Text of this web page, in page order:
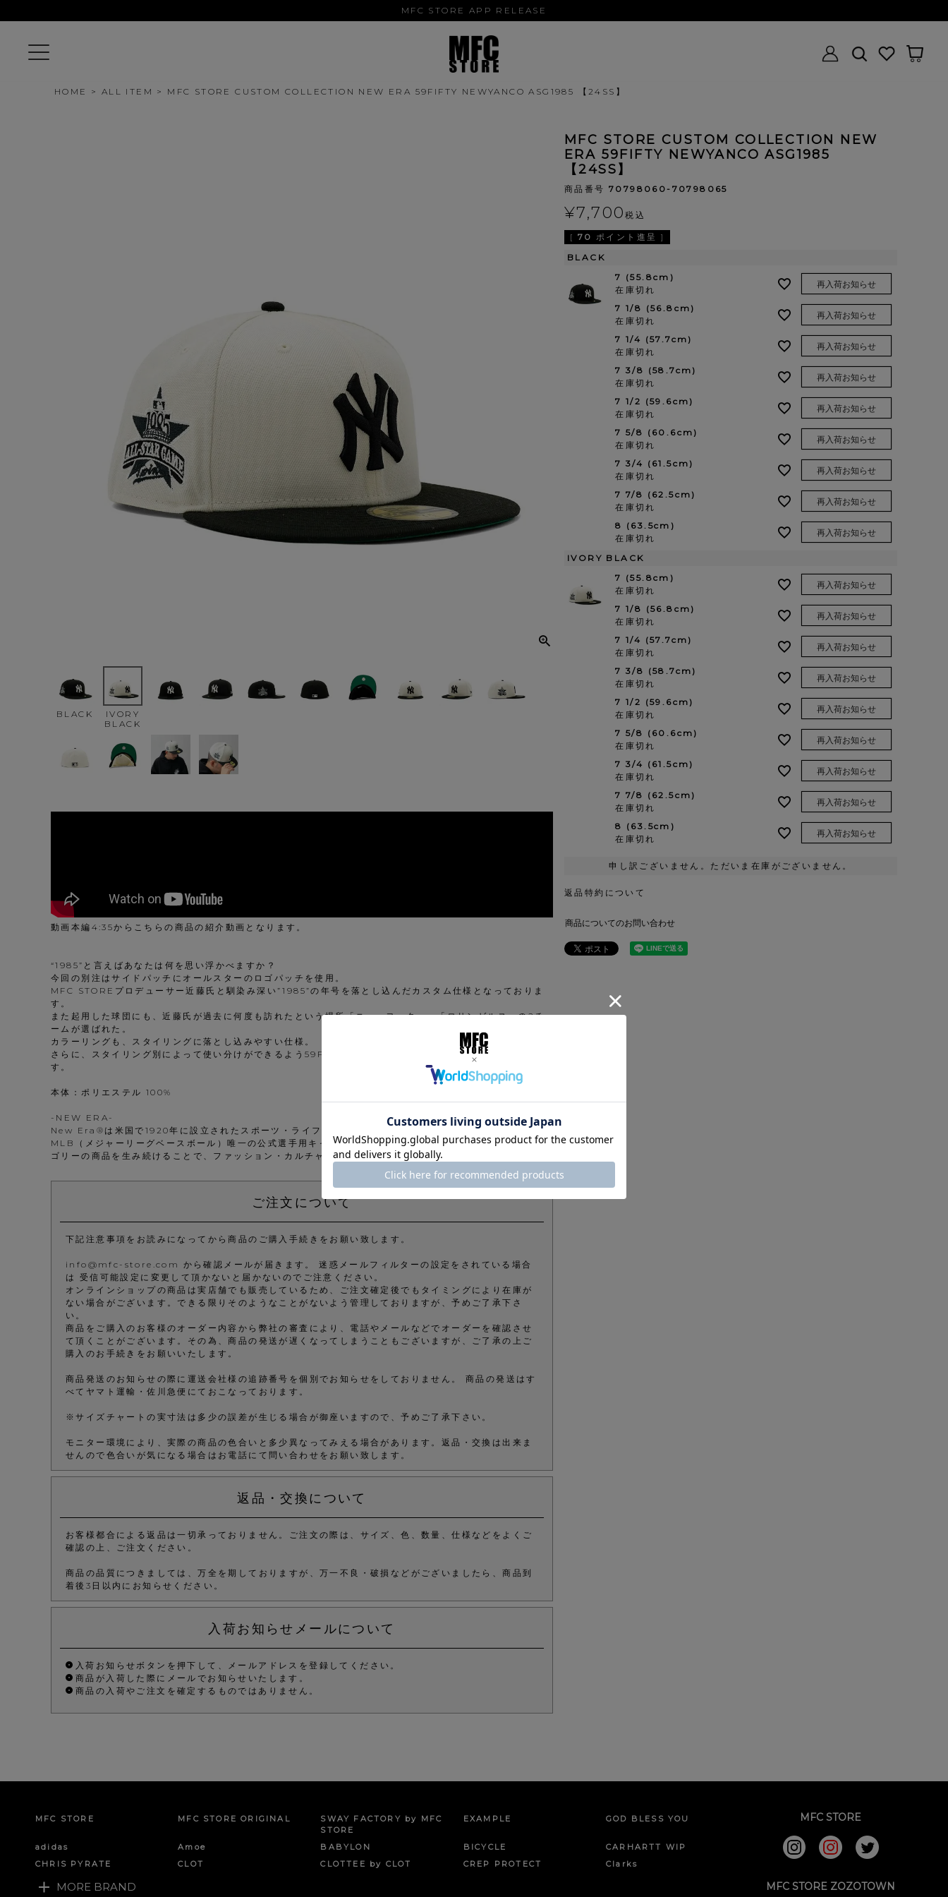
MFC STORE APP RELEASE
HOME ALL ITEM MFC STORE CUSTOM COLLECTION NEW ERA 59FIFTY NEWYANCO ASG1985 【24SS】
BLACK
IVORY
BLACK
動画本編4:35からこちらの商品の紹介動画となります。
“1985”と言えばあなたは何を思い浮かべますか？
今回の別注はサイドパッチにオールスターのロゴパッチを使用。
MFC STOREプロデューサー近藤氏と馴染み深い”1985”の年号を落とし込んだカスタム仕様となっておりま
す。
また起用した球団にも、近藤氏が過去に何度も訪れたという場所「ニューヨーク」、「ロサンゼルス」の2チ
ームが選ばれた。
カラーリングも、スタイリングに落とし込みやすい仕様。
さらに、スタイリング別によって使い分けができるよう59FIFTYとLP 59FIFTYの2型展開となっておりま
す。
本体：ポリエステル 100%
-NEW ERA-
New Era®は米国で1920年に設立されたスポーツ・ライフスタイルブランドです。
MLB（メジャーリーグベースボール）唯一の公式選手用キャップサプライヤーであり、新しいスタイル、カテ
ゴリーの商品を生み続けることで、ファッション・カルチャーの領域でも高い支持を受けています。
ご注文について
下記注意事項をお読みになってから商品のご購入手続きをお願い致します。
info@mfc-store.com から確認メールが届きます。 迷惑メールフィルターの設定をされている場合
は 受信可能設定に変更して頂かないと届かないのでご注意ください。
オンラインショップの商品は実店舗でも販売しているため、ご注文確定後でもタイミングにより在庫が
ない場合がございます。できる限りそのようなことがないよう管理しておりますが、予めご了承下さ
い。
商品をご購入のお客様のオーダー内容から弊社の審査により、電話やメールなどでオーダーを確認させ
て頂くことがございます。その為、商品の発送が遅くなってしまうこともございますが、ご了承の上ご
購入のお手続きをお願いいたします。
商品発送のお知らせの際に運送会社様の追跡番号を個別でお知らせをしておりません。 商品の発送はす
べてヤマト運輸・佐川急便にておこなっております。
※サイズチャートの実寸法は多少の誤差が生じる場合が御座いますので、予めご了承下さい。
モニター環境により、実際の商品の色合いと多少異なってみえる場合があります。返品・交換は出来ま
せんので色合いが気になる場合はお電話にて問い合わせをお願い致します。
返品・交換について
お客様都合による返品は一切承っておりません。ご注文の際は、サイズ、色、数量、仕様などをよくご
確認の上、ご注文ください。
商品の品質につきましては、万全を期しておりますが、万一不良・破損などがございましたら、商品到
着後3日以内にお知らせください。
入荷お知らせメールについて
入荷お知らせボタンを押下して、メールアドレスを登録してください。
商品が入荷した際にメールでお知らせいたします。
商品の入荷やご注文を確定するものではありません。
MFC STORE CUSTOM COLLECTION NEW
ERA 59FIFTY NEWYANCO ASG1985
【24SS】
商品番号 70798060-70798065
¥7,700税込
[ 70 ポイント進呈 ]
BLACK
7 (55.8cm)
在庫切れ
再入荷お知らせ
7 1/8 (56.8cm)
在庫切れ
再入荷お知らせ
7 1/4 (57.7cm)
在庫切れ
再入荷お知らせ
7 3/8 (58.7cm)
在庫切れ
再入荷お知らせ
7 1/2 (59.6cm)
在庫切れ
再入荷お知らせ
7 5/8 (60.6cm)
在庫切れ
再入荷お知らせ
7 3/4 (61.5cm)
在庫切れ
再入荷お知らせ
7 7/8 (62.5cm)
在庫切れ
再入荷お知らせ
8 (63.5cm)
在庫切れ
再入荷お知らせ
IVORY BLACK
7 (55.8cm)
在庫切れ
再入荷お知らせ
7 1/8 (56.8cm)
在庫切れ
再入荷お知らせ
7 1/4 (57.7cm)
在庫切れ
再入荷お知らせ
7 3/8 (58.7cm)
在庫切れ
再入荷お知らせ
7 1/2 (59.6cm)
在庫切れ
再入荷お知らせ
7 5/8 (60.6cm)
在庫切れ
再入荷お知らせ
7 3/4 (61.5cm)
在庫切れ
再入荷お知らせ
7 7/8 (62.5cm)
在庫切れ
再入荷お知らせ
8 (63.5cm)
在庫切れ
再入荷お知らせ
申し訳ございません。ただいま在庫がございません。
返品特約について
商品についてのお問い合わせ
MFC STORE MFC STORE ORIGINAL
SWAY FACTORY by MFC
STORE
EXAMPLE GOD BLESS YOU
adidas Amoe BABYLON BICYCLE
CARHARTT WIP
CHRIS PYRATE
CLOT CLOTTEE by CLOT CREP PROTECT Clarks
MORE BRAND
MFC STORE
MFC STORE ZOZOTOWN